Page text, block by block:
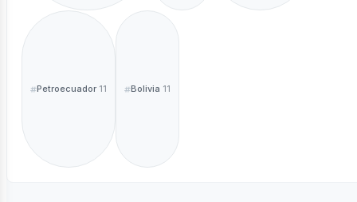
Petroecuador 11 Bolivia 11